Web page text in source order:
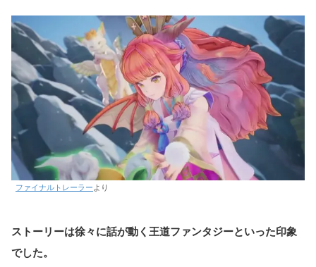
ファイナルトレーラー より
ストーリーは徐々に話が動く王道ファンタジーといった印象
でした。